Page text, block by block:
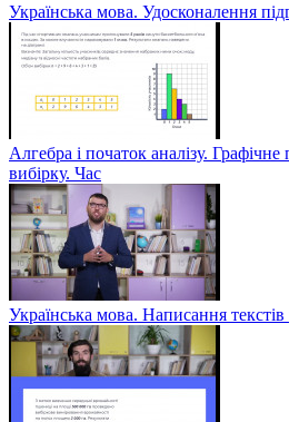
Українська мова. Удосконалення
Алгебра і початок аналізу.
вибірку. Час
Українська мова. Написання текстів